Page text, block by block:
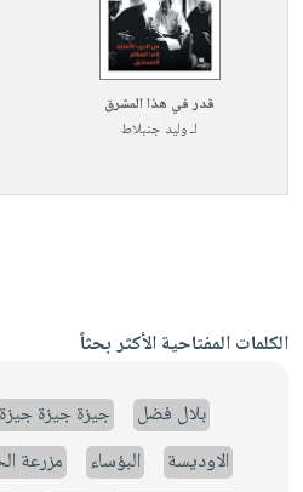
قدر في هذا المشرق
لـوليد جنبلاط
الكلمات المفتاحية الأكثر بحثاً
بلال فضل جيزة جيزة جيزة
الاوديسة
البؤساء مزرعة